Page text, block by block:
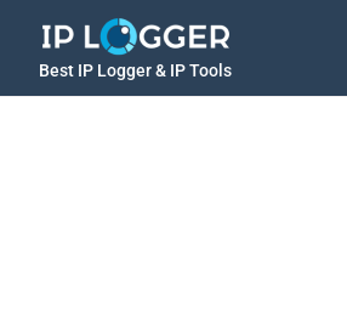
Best IP Logger & IP Tools